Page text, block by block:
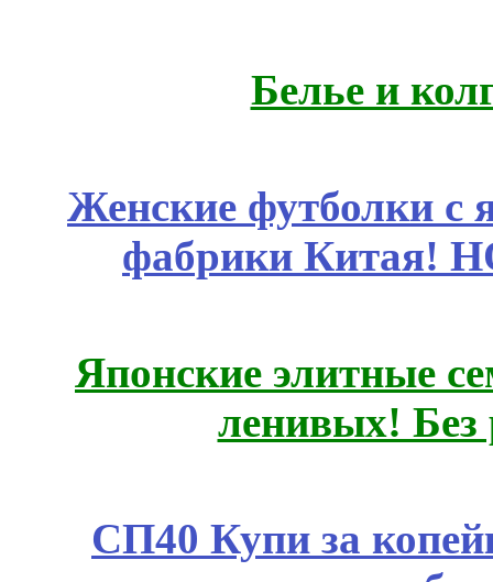
Белье и
Женские футболки с
фабрики Китая!
Японские элитные
ленивых!
СП40 Купи за